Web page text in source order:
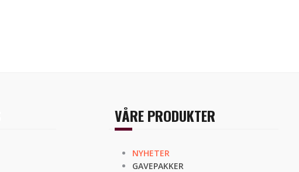
VÅRE PRODUKTER
NYHETER
GAVEPAKKER